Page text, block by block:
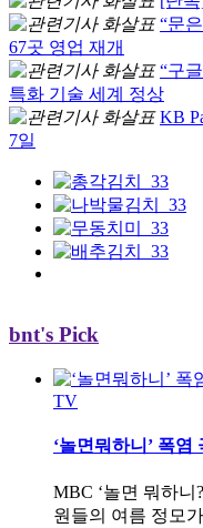
“문
67곳 영업 재개
“구
특화 기술 세계 정상
KB
7일
bnt's Pick
TV
‘놀면뭐하니’ 폭
MBC ‘놀면 뭐하니
원들의 여름 정모